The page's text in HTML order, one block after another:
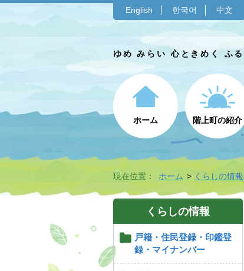
English 한국어 中文
ゆめ みらい 心ときめく ふる
ホーム 階上町の紹介
現在位置： ホーム くらしの情報
くらしの情報
戸籍・住民登録・印鑑登
録・マイナンバー